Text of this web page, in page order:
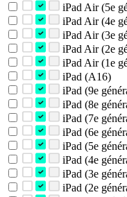
iPad Air (5e
iPad Air (4e
iPad Air (3e
iPad Air (2e
iPad Air (1e
iPad (A16)
iPad (9e
iPad (8e
iPad (7e
iPad (6e
iPad (5e
iPad (4e
iPad (3e
iPad (2e